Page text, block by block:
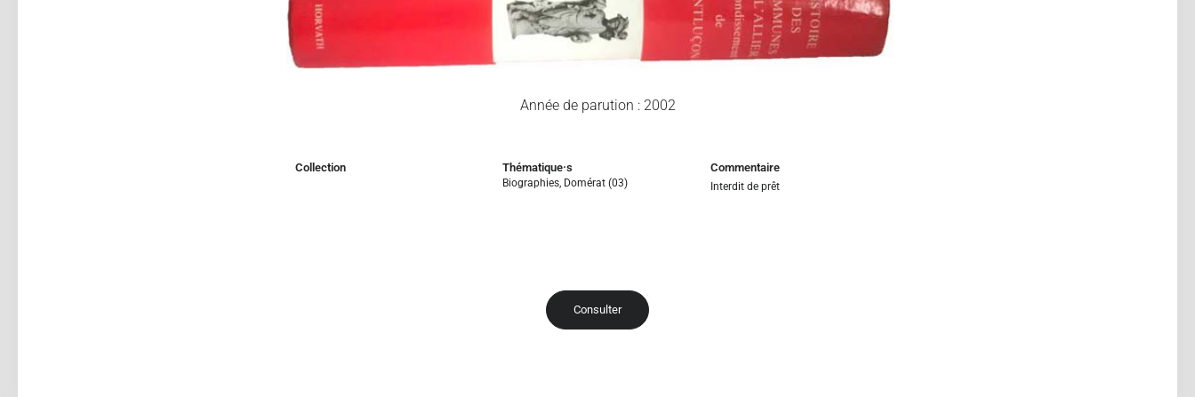
Année de parution : 2002
Collection Thématique·s
Biographies Domérat (03)
Commentaire
Interdit de prêt
Consulter